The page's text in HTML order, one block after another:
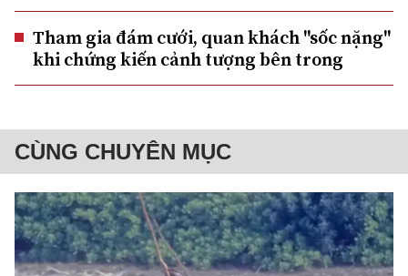
Tham gia đám cưới, quan khách "sốc nặng"
khi chứng kiến cảnh tượng bên trong
CÙNG CHUYÊN MỤC